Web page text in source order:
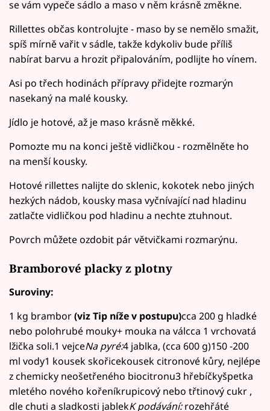
se vám vypeče sádlo a maso v něm krásně změkne.
Rillettes občas kontrolujte - maso by se nemělo smažit,
spíš mírně vařit v sádle, takže kdykoliv bude příliš
nabírat barvu a hrozit připalováním, podlijte ho vínem.
Asi po třech hodinách přípravy přidejte rozmarýn
nasekaný na malé kousky.
Jídlo je hotové, až je maso krásně měkké.
Pomozte mu na konci ještě vidličkou - rozmělněte ho
na menší kousky.
Hotové rillettes nalijte do sklenic, kokotek nebo jiných
hezkých nádob, kousky masa vyčnívající nad hladinu
zatlačte vidličkou pod hladinu a nechte ztuhnout.
Povrch můžete ozdobit pár větvičkami rozmarýnu.
Bramborové placky z plotny
Suroviny:
1 kg brambor(viz Tip níže v postupu)cca 200 g hladké
nebo polohrubé mouky+ mouka na válcca 1 vrchovatá
lžička soli.1 vejceNa pyré:4 jablka, (cca 600 g)150 -200
ml vody1 kousek skořicekousek citronové kůry, nejlépe
z chemicky neošetřeného biocitronu3 hřebíčkyšpetka
mletého nového kořeníkrupicový nebo třtinový cukr ,
dle chuti a sladkosti jablekK podávání:rozehřáté